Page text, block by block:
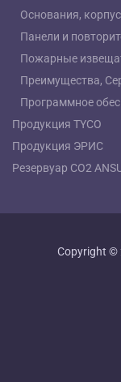
Основания,
Панели и
Пожарные
Преимущества,
Программное
Продукция TYCO
Продукция ЭРИС
Резервуар СО2
Copyright ©